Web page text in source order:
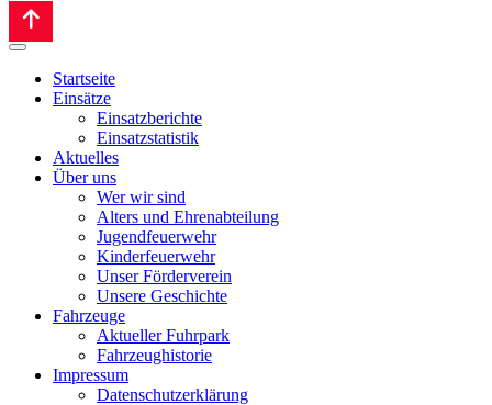
Startseite
Einsätze
Einsatzberichte
Einsatzstatistik
Aktuelles
Über uns
Wer wir sind
Alters und Ehrenabteilung
Jugendfeuerwehr
Kinderfeuerwehr
Unser Förderverein
Unsere Geschichte
Fahrzeuge
Aktueller Fuhrpark
Fahrzeughistorie
Impressum
Datenschutzerklärung